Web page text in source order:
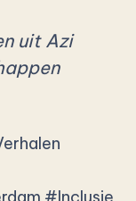
uit Azi
#Inclusie